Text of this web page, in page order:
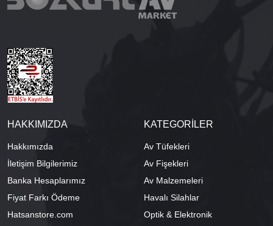
HAKKIMIZDA
Hakkımızda
İletişim Bilgilerimiz
Banka Hesaplarımız
Fiyat Farkı Ödeme
Hatsanstore.com
KATEGORİLER
Av Tüfekleri
Av Fişekleri
Av Malzemeleri
Havalı Silahlar
Optik & Elektronik